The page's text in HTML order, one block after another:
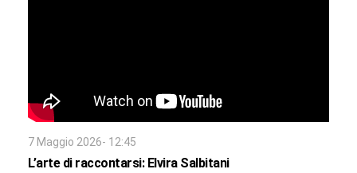
7 Maggio 2026- 12:45
L’arte di raccontarsi: Elvira Salbitani